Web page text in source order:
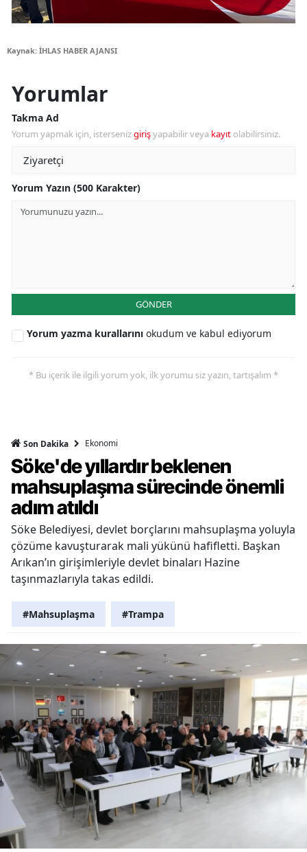
Kaynak: İHLAS HABER AJANSI
Yorumlar
Takma Ad
Yorum yapmak için, istersenizgirişyapabilir veya kayıt olabilirsiniz.
Yorum Yazın (500 Karakter)
GÖNDER
Yorum yazma kurallarını okudum ve kabul ediyorum
* Bu içerik ile ilgili yorum yok, ilk yorumu siz yazın, tartışalım *
Son Dakika Ekonomi
Söke'de yıllardır beklenen
mahsuplaşma sürecinde önemli
adım atıldı
Söke Belediyesi, devlet borçlarını mahsuplaşma yoluyla
çözüme kavuşturarak mali yükünü hafifletti. Başkan
Arıkan’ın girişimleriyle devlet binaları Hazine
taşınmazlarıyla takas edildi.
#Mahsuplaşma #Trampa